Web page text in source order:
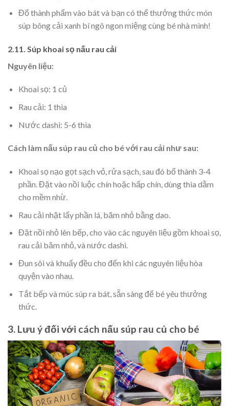
Đổ thành phẩm vào bát và bạn có thể thưởng thức món
súp bông cải xanh bí ngô ngon miệng cùng bé nhà mình!
2.11. Súp khoai sọ nấu rau cải
Nguyên liệu:
Khoai sọ: 1 củ
Rau cải: 1 thìa
Nước dashi: 5-6 thìa
Cách làm nấu súp rau củ cho bé với rau cải như sau:
Khoai sọ nạo gọt sạch vỏ, rửa sạch, sau đó bổ thành 3-4
phần. Đặt vào nồi luộc chín hoặc hấp chín, dùng thìa dằm
cho mềm nhừ.
Rau cải nhặt lấy phần lá, băm nhỏ bằng dao.
Đặt nồi nhỏ lên bếp, cho vào các nguyên liệu gồm khoai sọ,
rau cải băm nhỏ, và nước dashi.
Đun sôi và khuấy đều cho đến khi các nguyên liệu hòa
quyện vào nhau.
Tắt bếp và múc súp ra bát, sẵn sàng để bé yêu thưởng
thức.
3. Lưu ý đối với cách nấu súp rau củ cho bé